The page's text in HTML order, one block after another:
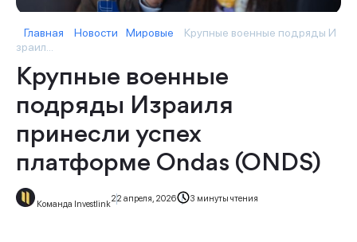
Главная Новости Мировые
Крупные военные подряды И
зраил...
Крупные военные
подряды Израиля
принесли успех
платформе Ondas (ONDS)
Команда Investlink
22 апреля, 2026 3 минуты чтения